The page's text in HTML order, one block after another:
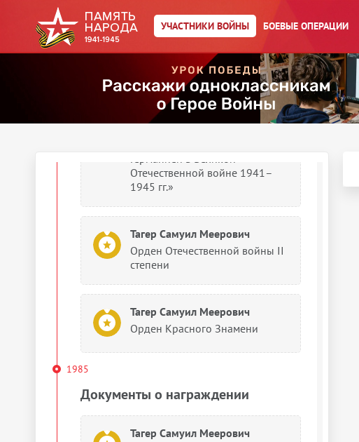
УЧАСТНИКИ ВОЙНЫ БОЕВЫЕ ОПЕРАЦИИ
Документы о награждении
Тагер Самуил Меерович
Медаль «За взятие Берлина»
Тагер Самуил Меерович
Германией в Великой
Отечественной войне 1941–
1945 гг.»
Тагер Самуил Меерович
Орден Отечественной войны II
степени
Тагер Самуил Меерович
Орден Красного Знамени
1985
Документы о награждении
Тагер Самуил Меерович